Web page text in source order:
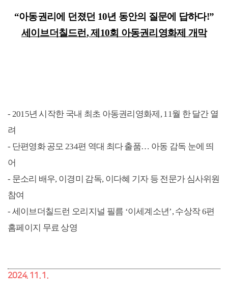
“아동권리에 던졌던 10년 동안의 질문에 답하다!”
세이브더칠드런,제 10회 아동권리영화제 개막
- 2015년 시작한 국내 최초 아동권리영화제, 11월 한 달간 열
려
- 단편영화 공모 234편 역대 최다 출품… 아동 감독 눈에 띄
어
- 문소리 배우, 이경미 감독, 이다혜 기자 등 전문가 심사위원
참여
- 세이브더칠드런 오리지널 필름 ‘이세계소년’, 수상작 6편
홈페이지 무료 상영
2024. 11. 1.